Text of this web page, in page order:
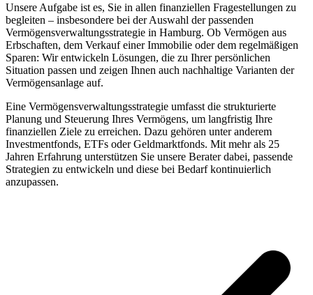
Unsere Aufgabe ist es, Sie in allen finanziellen Fragestellungen zu
begleiten – insbesondere bei der Auswahl der passenden
Vermögensverwaltungsstrategie in Hamburg. Ob Vermögen aus
Erbschaften, dem Verkauf einer Immobilie oder dem regelmäßigen
Sparen: Wir entwickeln Lösungen, die zu Ihrer persönlichen
Situation passen und zeigen Ihnen auch nachhaltige Varianten der
Vermögensanlage auf.
Eine Vermögensverwaltungsstrategie umfasst die strukturierte
Planung und Steuerung Ihres Vermögens, um langfristig Ihre
finanziellen Ziele zu erreichen. Dazu gehören unter anderem
Investmentfonds, ETFs oder Geldmarktfonds. Mit mehr als 25
Jahren Erfahrung unterstützen Sie unsere Berater dabei, passende
Strategien zu entwickeln und diese bei Bedarf kontinuierlich
anzupassen.